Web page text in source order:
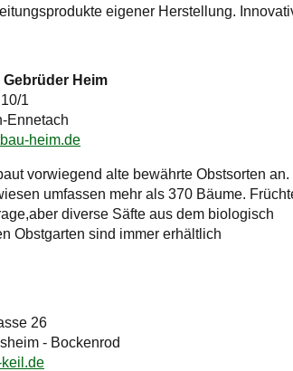
eigener Herstellung.
Heim
1
Ennetach
heim.de
vorwiegend alte bewährte Obstsorten an.
umfassen mehr als 370 Bäume.
diverse Säfte aus dem biologisch
Obstgarten sind immer erhältlich
26
- Bockenrod